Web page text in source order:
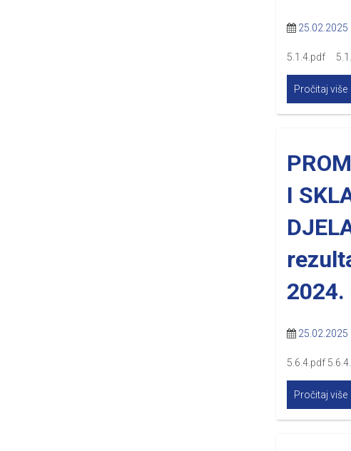
25.02.2025
5.1.4.pdf
Pročitaj više
I
25.02.2025
5.6.4.pdf
Pročitaj više